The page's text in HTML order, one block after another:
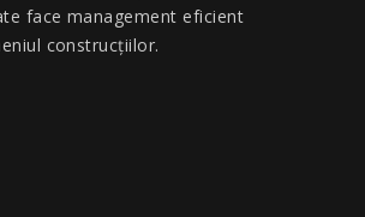
face management eficient
construcțiilor.